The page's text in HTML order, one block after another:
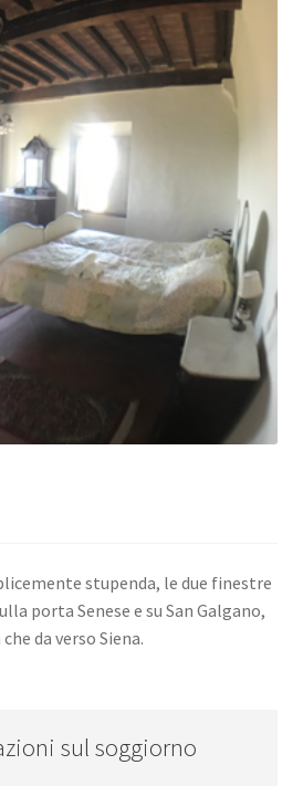
stupenda, le due finestre
porta Senese e su San Galgano,
da verso Siena.
sul soggiorno